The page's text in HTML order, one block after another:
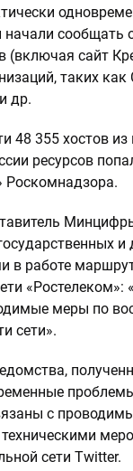
начали сообщать
(включая сайт
таких как
др.
48 355 хостов
ресурсов
Роскомнадзора.
и
в работе
«Ростелеком»:
меры по
сети».
с
сети Twitter.